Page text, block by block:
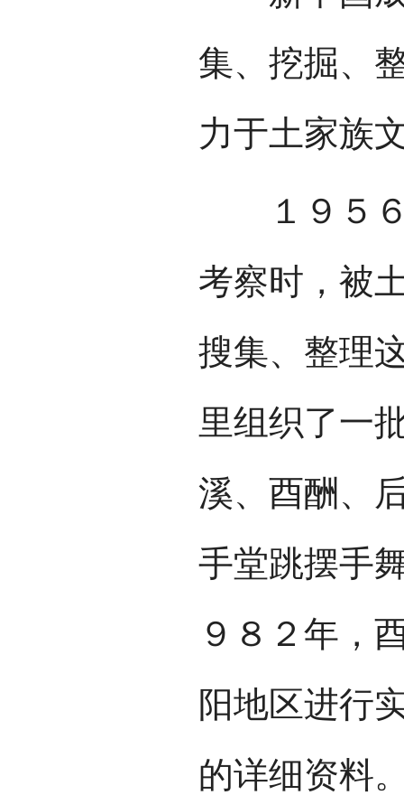
集、挖掘、
力于土家族
１９５６
考察时，被
搜集、整理
里组织了一
溪、酉酬、
手堂跳摆手
９８２年，
阳地区进行
的详细资料